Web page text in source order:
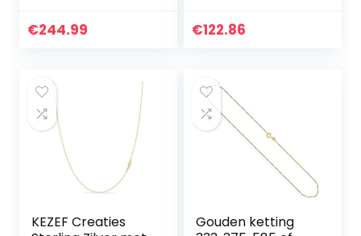
geelgoud, breedte
met stempel,
lengte 34-100 cm
€244.99
(45cm), Goud
€122.86
KEZEF Creaties
Gouden ketting